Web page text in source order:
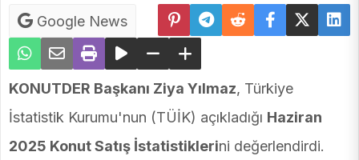
Google News
KONUTDER Başkanı Ziya Yılmaz, Türkiye
İstatistik Kurumu'nun (TÜİK) açıkladığı Haziran
2025 Konut Satış İstatistiklerini değerlendirdi.